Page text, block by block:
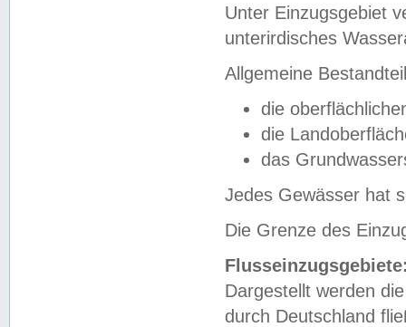
Unter Einzugsgebiet
unterirdisches
Allgemeine
die
die
das
Jedes Gewässer hat
Die Grenze des
Dargestellt werden
durch Deutschland